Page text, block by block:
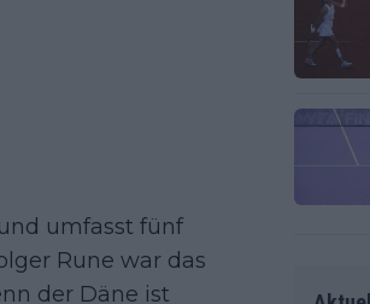
umfasst fünf
Rune war das
der Däne ist